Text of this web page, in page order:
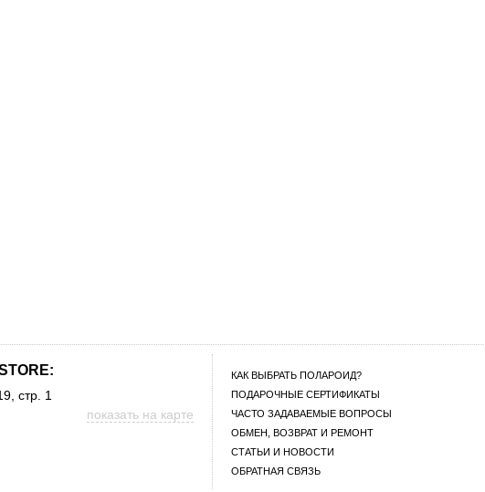
стр. 1
показать на карте
КАК ВЫБРАТЬ ПОЛАРОИД?
ПОДАРОЧНЫЕ СЕРТИФИКАТЫ
ЧАСТО ЗАДАВАЕМЫЕ ВОПРОСЫ
ОБМЕН, ВОЗВРАТ И РЕМОНТ
СТАТЬИ И НОВОСТИ
ОБРАТНАЯ СВЯЗЬ